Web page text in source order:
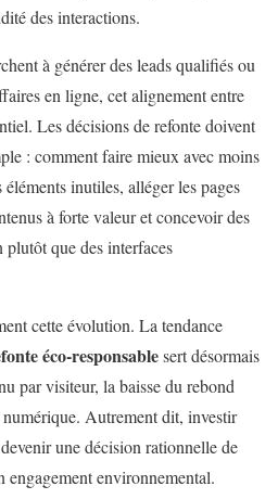
des interactions.
à générer des leads qualifiés ou
en ligne, cet alignement entre
Les décisions de refonte doivent
: comment faire mieux avec moins
inutiles, alléger les pages
à forte valeur et concevoir des
que des interfaces
cette évolution. La tendance
éco-responsablesert désormais
par visiteur, la baisse du rebond
Autrement dit, investir
une décision rationnelle de
engagement environnemental.